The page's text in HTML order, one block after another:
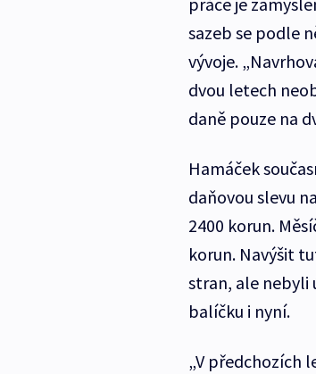
sazeb se podle
vývoje.
dvou letech
daně pouze na
Hamáček
daňovou slevu
2400 korun.
korun. Navýšit
stran, ale nebyli
balíčku i nyní.
„V předchozích